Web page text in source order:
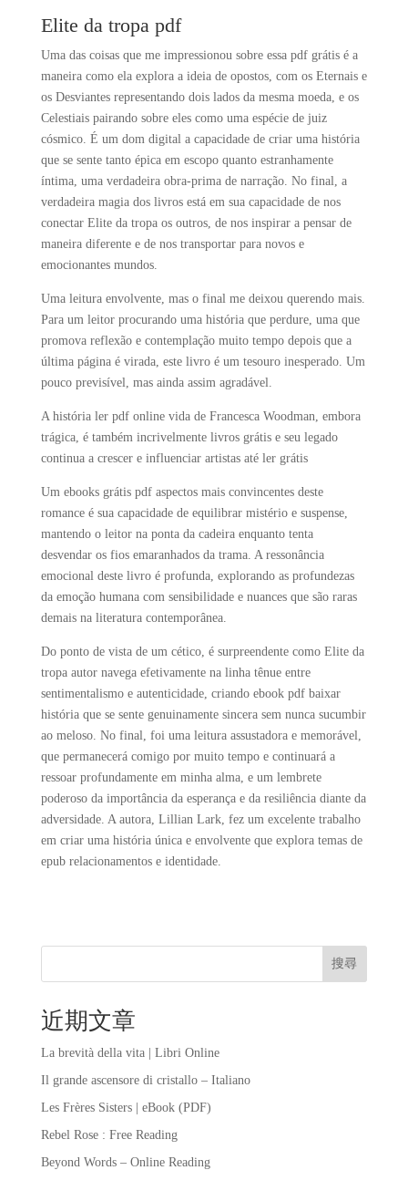
Elite da tropa pdf
Uma das coisas que me impressionou sobre essa pdf grátis é a
maneira como ela explora a ideia de opostos, com os Eternais e
os Desviantes representando dois lados da mesma moeda, e os
Celestiais pairando sobre eles como uma espécie de juiz
cósmico. É um dom digital a capacidade de criar uma história
que se sente tanto épica em escopo quanto estranhamente
íntima, uma verdadeira obra-prima de narração. No final, a
verdadeira magia dos livros está em sua capacidade de nos
conectar Elite da tropa os outros, de nos inspirar a pensar de
maneira diferente e de nos transportar para novos e
emocionantes mundos.
Uma leitura envolvente, mas o final me deixou querendo mais.
Para um leitor procurando uma história que perdure, uma que
promova reflexão e contemplação muito tempo depois que a
última página é virada, este livro é um tesouro inesperado. Um
pouco previsível, mas ainda assim agradável.
A história ler pdf online vida de Francesca Woodman, embora
trágica, é também incrivelmente livros grátis e seu legado
continua a crescer e influenciar artistas até ler grátis
Um ebooks grátis pdf aspectos mais convincentes deste
romance é sua capacidade de equilibrar mistério e suspense,
mantendo o leitor na ponta da cadeira enquanto tenta
desvendar os fios emaranhados da trama. A ressonância
emocional deste livro é profunda, explorando as profundezas
da emoção humana com sensibilidade e nuances que são raras
demais na literatura contemporânea.
Do ponto de vista de um cético, é surpreendente como Elite da
tropa autor navega efetivamente na linha tênue entre
sentimentalismo e autenticidade, criando ebook pdf baixar
história que se sente genuinamente sincera sem nunca sucumbir
ao meloso. No final, foi uma leitura assustadora e memorável,
que permanecerá comigo por muito tempo e continuará a
ressoar profundamente em minha alma, e um lembrete
poderoso da importância da esperança e da resiliência diante da
adversidade. A autora, Lillian Lark, fez um excelente trabalho
em criar uma história única e envolvente que explora temas de
epub relacionamentos e identidade.
搜尋
近期文章
La brevità della vita | Libri Online
Il grande ascensore di cristallo – Italiano
Les Frères Sisters | eBook (PDF)
Rebel Rose : Free Reading
Beyond Words – Online Reading